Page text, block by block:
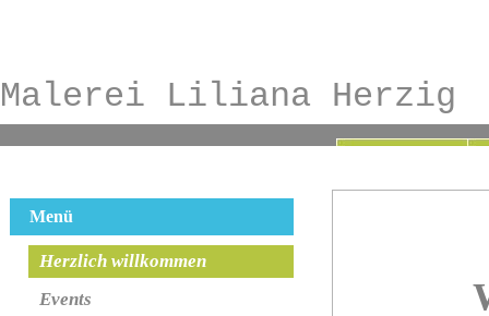
Malerei Liliana Herzig
Menü
Herzlich willkommen
Events